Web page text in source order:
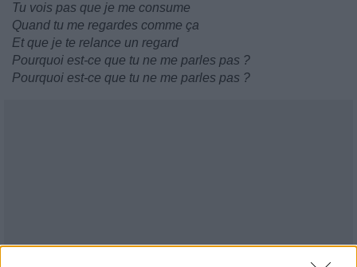
Tu vois pas que je me consume
Quand tu me regardes comme ça
Et que je te relance un regard
Pourquoi est-ce que tu ne me parles pas ?
Pourquoi est-ce que tu ne me parles pas ?